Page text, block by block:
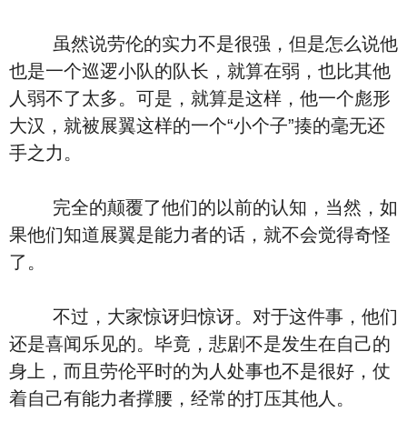
虽然说劳伦的实力不是很强，但是怎么说他
也是一个巡逻小队的队长，就算在弱，也比其他
人弱不了太多。可是，就算是这样，他一个彪形
大汉，就被展翼这样的一个“小个子”揍的毫无还
手之力。
完全的颠覆了他们的以前的认知，当然，如
果他们知道展翼是能力者的话，就不会觉得奇怪
了。
不过，大家惊讶归惊讶。对于这件事，他们
还是喜闻乐见的。毕竟，悲剧不是发生在自己的
身上，而且劳伦平时的为人处事也不是很好，仗
着自己有能力者撑腰，经常的打压其他人。